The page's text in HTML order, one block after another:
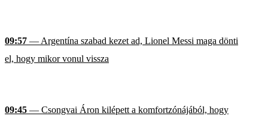
09:57 — Argentína szabad kezet ad, Lionel Messi maga dönti
el, hogy mikor vonul vissza
09:45 — Csongvai Áron kilépett a komfortzónájából, hogy